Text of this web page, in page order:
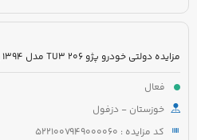
فعال
خوزستان - دزفول
کد مزایده : 5221007949000060